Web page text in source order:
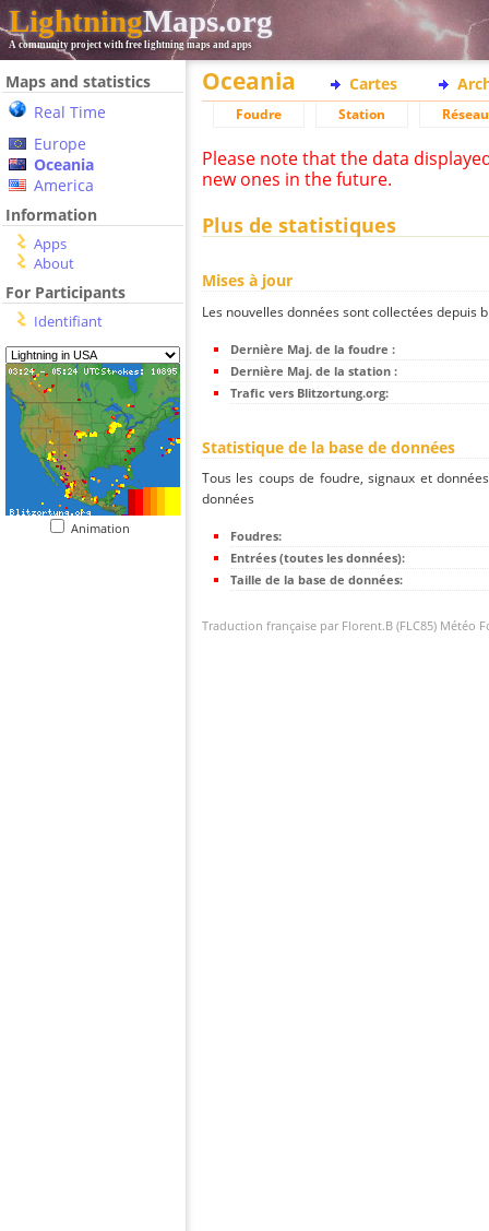
LightningMaps.org
A community project with free lightning maps and apps
Maps and statistics
Real Time
Europe
Oceania
America
Information
Apps
About
For Participants
Identifiant
Animation
Oceania Cartes
Foudre Station Réseau
Please note that the data
new ones in the future.
Plus de statistiques
Mises à jour
Les nouvelles données sont collectées
Dernière Maj. de la foudre :
Dernière Maj. de la station :
Trafic vers Blitzortung.org:
Statistique de la base de données
Tous les coups de foudre, signaux et
données
Foudres:
Entrées (toutes les données):
Taille de la base de données:
Traduction française par Florent.B (FLC85) Météo